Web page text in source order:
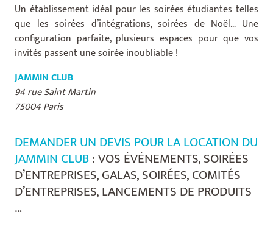
Un établissement idéal pour les soirées étudiantes telles
que les soirées d’intégrations, soirées de Noël… Une
configuration parfaite, plusieurs espaces pour que vos
invités passent une soirée inoubliable !
JAMMIN CLUB
94 rue Saint Martin
75004 Paris
DEMANDER UN DEVIS POUR LA LOCATION DU
JAMMIN CLUB: VOS ÉVÉNEMENTS, SOIRÉES
D’ENTREPRISES, GALAS, SOIRÉES, COMITÉS
D’ENTREPRISES, LANCEMENTS DE PRODUITS
…